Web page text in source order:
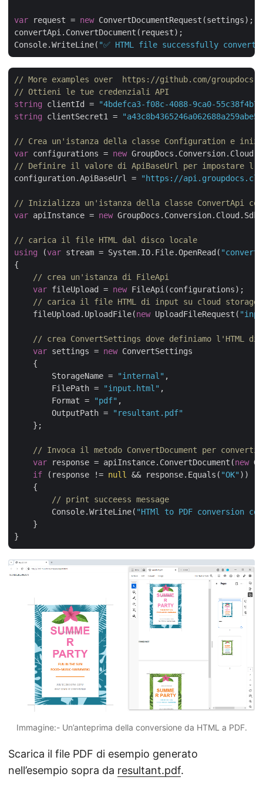
var request = new ConvertDocumentRequest(settings);
convertApi.ConvertDocument(request);
Console.WriteLine( "✅ HTML file successfully
// More examples over  https://github.com/groupdocs-
// Ottieni le tue credenziali API
string clientId =
"4bdefca3-f08c-4088-9ca0-
string clientSecret1 =
// Crea un'istanza della classe Configuration e
var configurations = new
// Definire il valore di ApiBaseUrl per impostare
configuration.ApiBaseUrl =
"https://
// Inizializza un'istanza della classe ConvertApi
var apiInstance = new
// carica il file HTML dal disco locale
using (var stream = System.IO.File.OpenRead(
{
// crea un'istanza di FileApi
var fileUpload = new FileApi(configurations);
// carica il file HTML di input su cloud storage
    fileUpload.UploadFile(
new UploadFileRequest(
// crea ConvertSettings dove definiamo l'HTML
var settings = new ConvertSettings
    {
        StorageName =
"internal" ,
        FilePath =
"input.html" ,
        Format =
"pdf" ,
        OutputPath =
"resultant.pdf"
    };
// Invoca il metodo ConvertDocument per convertire
var response = apiInstance.ConvertDocument(new
if (response != null && response.Equals( "OK" ))
    {
// print succeess message
        Console.WriteLine(
"HTMl to PDF conversion
    }
Immagine:- Un’anteprima della conversione da HTML a PDF.
Scarica il file PDF di esempio generato
nell’esempio sopra da resultant.pdf.